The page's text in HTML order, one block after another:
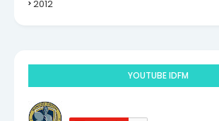
2012
YOUTUBE IDFM